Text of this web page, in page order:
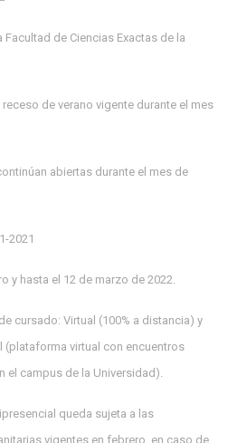
de Ciencias Exactas de la
de verano vigente durante el mes
abiertas durante el mes de
2021
y hasta el 12 de marzo de 2022.
cursado: Virtual (100% a distancia) y
(plataforma virtual con encuentros
el campus de la Universidad).
queda sujeta a las
vigentes en febrero, en caso de